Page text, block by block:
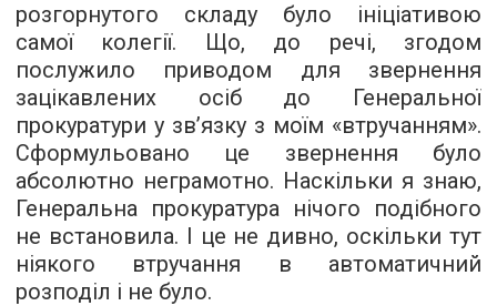
розгорнутого складу було ініціативою
самої колегії. Що, до речі, згодом
послужило приводом для звернення
зацікавлених осіб до Генеральної
прокуратури у зв’язку з моїм «втручанням».
Сформульовано це звернення було
абсолютно неграмотно. Наскільки я знаю,
Генеральна прокуратура нічого подібного
не встановила. І це не дивно, оскільки тут
ніякого втручання в автоматичний
розподіл і не було.